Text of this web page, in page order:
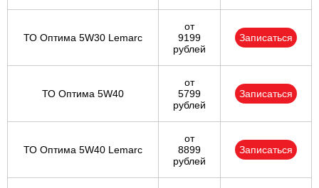
ТО Оптима 5W30 Lemarc
от
9199
рублей
Записаться
ТО Оптима 5W40
от
5799
рублей
Записаться
ТО Оптима 5W40 Lemarc
от
8899
рублей
Записаться